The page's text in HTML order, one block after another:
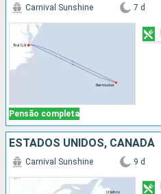
Pensão completa
Carnival Sunshine 7 d
ESTADOS UNIDOS, CANADÁ
Carnival Sunshine 9 d